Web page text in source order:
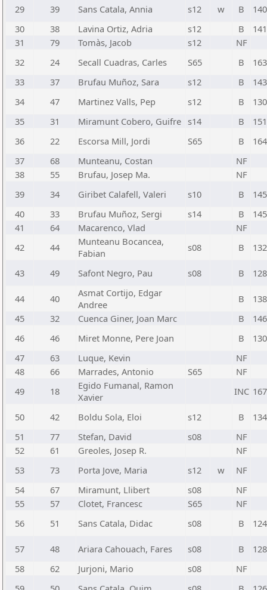
29
39 Sans Catala, Annia s12 w B
30
38 Lavina Ortiz, Adria s12 B
31
79 Tomàs, Jacob s12
NF
32
24 Secall Cuadras, Carles S65 B
33
37 Brufau Muñoz, Sara s12 B
34
47 Martinez Valls, Pep s12 B
35
31 Miramunt Cobero, Guifre s14 B
36
22 Escorsa Mill, Jordi S65 B
37
68 Munteanu, Costan
NF
38
55 Brufau, Josep Ma.
NF
39
34 Giribet Calafell, Valeri s10 B
40
33 Brufau Muñoz, Sergi s14 B
41
64 Macarenco, Vlad
NF
42
44
Munteanu Bocancea,
Fabian
s08 B
43 49 Safont Negro, Pau s08 B
44 40
Asmat Cortijo, Edgar
Andree
B
45
32 Cuenca Giner, Joan Marc B
46
46 Miret Monne, Pere Joan B
47
63 Luque, Kevin
NF
48
66 Marrades, Antonio S65
NF
49
18
Egido Fumanal, Ramon
Xavier
INC
50 42 Boldu Sola, Eloi s12 B
51
77 Stefan, David s08
NF
52
61 Greoles, Josep R.
NF
53
73 Porta Jove, Maria s12 w
NF
54
67 Miramunt, Llibert s08
NF
55
57 Clotet, Francesc S65
NF
56
51 Sans Catala, Didac s08 B
57 48 Ariara Cahouach, Fares s08 B
58
62 Jurjoni, Mario s08
NF